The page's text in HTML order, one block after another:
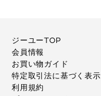
ジーユーTOP
会員情報
お買い物ガイド
特定取引法に基づく表示
利用規約